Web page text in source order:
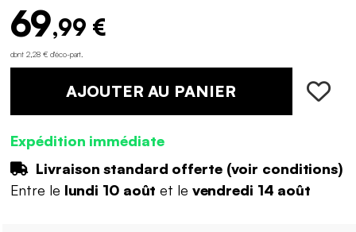
69,99 €
dont 2,28 € d'éco-part
AJOUTER AU PANIER
Expédition immédiate
Livraison standard offerte (voir conditions)
Entre le lundi 10 août et le vendredi 14 août